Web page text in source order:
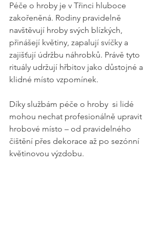
Péče o hroby je v Třinci hluboce
zakořeněná. Rodiny pravidelně
navštěvují hroby svých blízkých,
přinášejí květiny, zapalují svíčky a
zajišťují údržbu náhrobků. Právě tyto
rituály udržují hřbitov jako důstojné a
klidné místo vzpomínek.
Díky službám péče o hroby  si lidé
mohou nechat profesionálně upravit
hrobové místo – od pravidelného
čištění přes dekorace až po sezónní
květinovou výzdobu.